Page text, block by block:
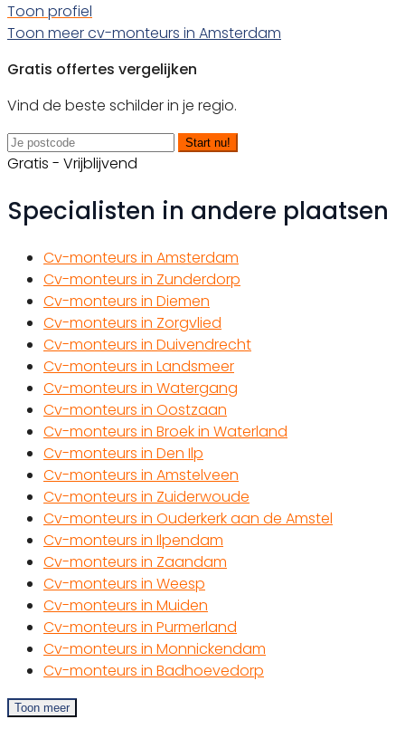
Toon profiel
Toon meer cv-monteurs in Amsterdam
Gratis offertes vergelijken
Vind de beste schilder in je regio.
Start nu!
Gratis - Vrijblijvend
Specialisten in andere plaatsen
Cv-monteurs in Amsterdam
Cv-monteurs in Zunderdorp
Cv-monteurs in Diemen
Cv-monteurs in Zorgvlied
Cv-monteurs in Duivendrecht
Cv-monteurs in Landsmeer
Cv-monteurs in Watergang
Cv-monteurs in Oostzaan
Cv-monteurs in Broek in Waterland
Cv-monteurs in Den Ilp
Cv-monteurs in Amstelveen
Cv-monteurs in Zuiderwoude
Cv-monteurs in Ouderkerk aan de Amstel
Cv-monteurs in Ilpendam
Cv-monteurs in Zaandam
Cv-monteurs in Weesp
Cv-monteurs in Muiden
Cv-monteurs in Purmerland
Cv-monteurs in Monnickendam
Cv-monteurs in Badhoevedorp
Toon meer